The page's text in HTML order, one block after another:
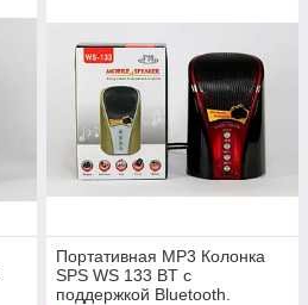
Портативная MP3 Колонка
SPS WS 133 BT с
поддержкой Bluetooth.